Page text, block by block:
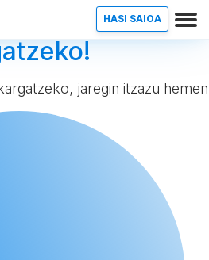
HASI SAIOA
jaregin itzazu hemen